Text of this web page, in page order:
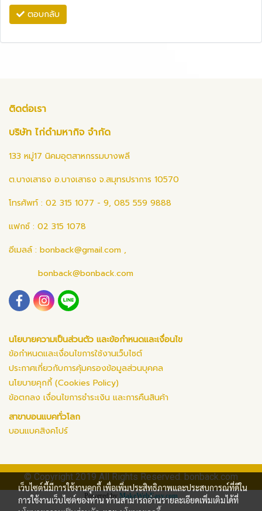
ตอบกลับ
ติดต่อเรา
บริษัท ไก่ดำมหากิจ จำกัด
133 หมู่17 นิคมอุตสาหกรรมบางพลี
ต.บางเสาธง อ.บางเสาธง จ.สมุทรปราการ 10570
โทรศัพท์ : 02 315 1077 - 9, 085 559 9888
แฟกซ์ : 02 315 1078
อีเมลล์ : bonback@gmail.com ,
bonback@bonback.com
นโยบายความเป็นส่วนตัว และข้อกำหนดและเงื่อนไข
ข้อกำหนดและเงื่อนไขการใช้งานเว็บไซต์
ประกาศเกี่ยวกับการคุ้มครองข้อมูลส่วนบุคคล
นโยบายคุกกี้ (Cookies Policy)
ข้อตกลง เงื่อนไขการชำระเงิน และการคืนสินค้า
สาขาบอนแบคทั่วโลก
บอนแบคสิงคโปร์
© Copyright 2019 All Rights Reserved. bonback.com
Powered by MakeWebEasy.com
เว็บไซต์นี้มีการใช้งานคุกกี้ เพื่อเพิ่มประสิทธิภาพและประสบการณ์ที่ดีใน
การใช้งานเว็บไซต์ของท่าน ท่านสามารถอ่านรายละเอียดเพิ่มเติมได้ที่